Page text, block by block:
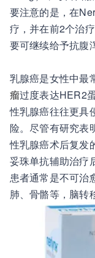
要注意的是，在
疗，并在前2个治
要可继续给予抗腹
乳腺癌是女性中最
瘤过度表达HER2
性乳腺癌往往更具
险。尽管有研究表
性乳腺癌术后复发
妥珠单抗辅助治疗
患者通常是不可治
肺、骨骼等，脑转